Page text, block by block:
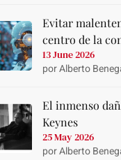
Evitar
centro de la
13 June 2026
por Alberto
El inmenso
Keynes
25 May 2026
por Alberto